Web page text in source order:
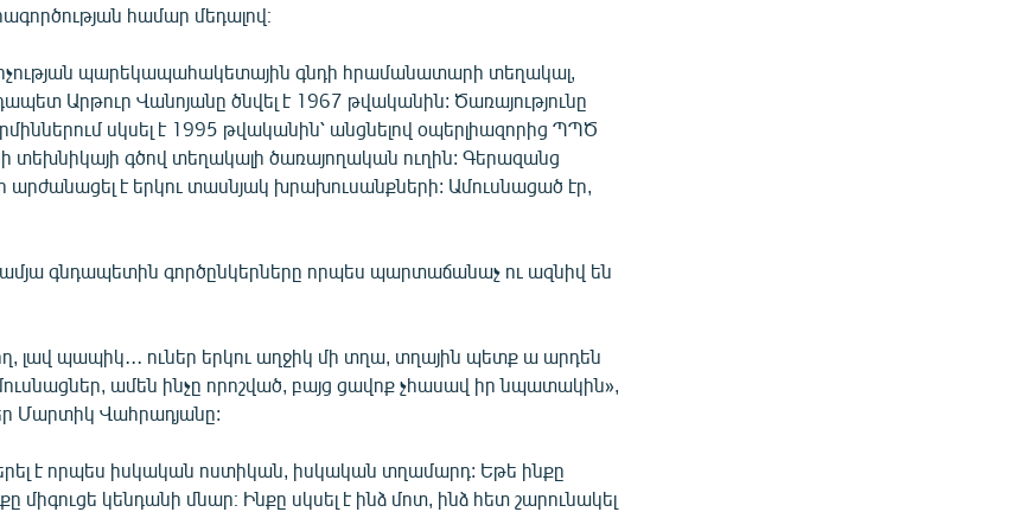
համար մեդալով։
պարեկապահակետային գնդի հրամանատարի տեղակալ,
Արթուր Վանոյանը ծնվել է 1967 թվականին: Ծառայությունը
սկսել է 1995 թվականին՝ անցնելով օպերլիազորից ՊՊԾ
գծով տեղակալի ծառայողական ուղին: Գերազանց
արժանացել է երկու տասնյակ խրախուսանքների: Ամուսնացած էր,
գնդապետին գործընկերները որպես պարտաճանաչ ու ազնիվ են
լավ պապիկ․․․ ուներ երկու աղջիկ մի տղա, տղային պետք ա արդեն
ամեն ինչը որոշված, բայց ցավոք չհասավ իր նպատակին»,
Մարտիկ Վահրադյանը:
է որպես իսկական ոստիկան, իսկական տղամարդ: Եթե ինքը
միգուցե կենդանի մնար։ Ինքը սկսել է ինձ մոտ, ինձ հետ շարունակել